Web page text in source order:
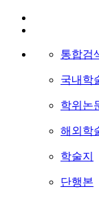
통합검
국내학
학위논
해외학
학술지
단행본